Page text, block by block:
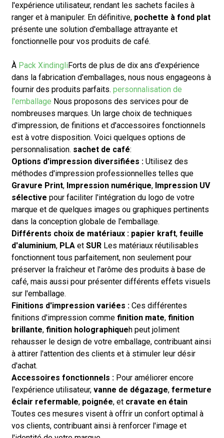
l'expérience utilisateur, rendant les sachets faciles à
ranger et à manipuler. En définitive, pochette à fond plat
présente une solution d'emballage attrayante et
fonctionnelle pour vos produits de café.
À Pack XindingliForts de plus de dix ans d'expérience
dans la fabrication d'emballages, nous nous engageons à
fournir des produits parfaits. personnalisation de
l'emballage Nous proposons des services pour de
nombreuses marques. Un large choix de techniques
d'impression, de finitions et d'accessoires fonctionnels
est à votre disposition. Voici quelques options de
personnalisation. sachet de café:
Options d'impression diversifiées :Utilisez des
méthodes d'impression professionnelles telles que
Gravure Print, Impression numérique, Impression UV
sélective pour faciliter l'intégration du logo de votre
marque et de quelques images ou graphiques pertinents
dans la conception globale de l'emballage.
Différents choix de matériaux :papier kraft, feuille
d'aluminium, PLAet SURLes matériaux réutilisables
fonctionnent tous parfaitement, non seulement pour
préserver la fraîcheur et l'arôme des produits à base de
café, mais aussi pour présenter différents effets visuels
sur l'emballage.
Finitions d'impression variées :Ces différentes
finitions d'impression comme finition mate, finition
brillante, finition holographiqueh peut joliment
rehausser le design de votre emballage, contribuant ainsi
à attirer l'attention des clients et à stimuler leur désir
d'achat.
Accessoires fonctionnels :Pour améliorer encore
l'expérience utilisateur, vanne de dégazage, fermeture
éclair refermable, poignée, et cravate en étain
Toutes ces mesures visent à offrir un confort optimal à
vos clients, contribuant ainsi à renforcer l'image et